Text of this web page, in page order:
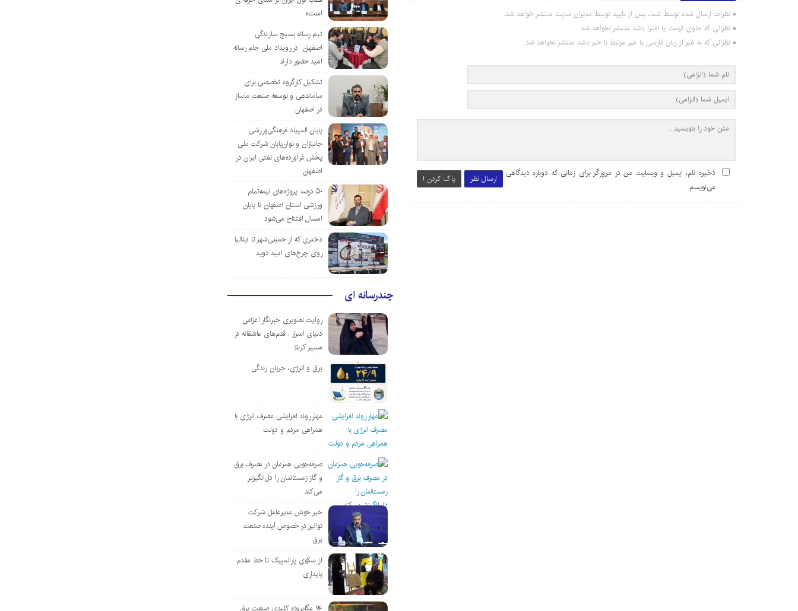
نظرات ارسال شده توسط شما، پس از تایید توسط مدیران سایت منتشر خواهد شد.
نظراتی که حاوی تهمت یا افترا باشد منتشر نخواهد شد.
نظراتی که به غیر از زبان فارسی یا غیر مرتبط با خبر باشد منتشر نخواهد شد.
ارسال نظر پاک کردن !
ذخیره نام، ایمیل و وبسایت من در مرورگر برای زمانی که دوباره دیدگاهی
می‌نویسم.
است»
تیم رسانه بسیج سازندگی
اصفهان در رویداد ملی جام رسانه
امید حضور دارند
تشکیل کارگروه تخصصی برای
ساماندهی و توسعه صنعت ماساژ
در اصفهان
پایان المپیاد فرهنگی‌ورزشی
جانبازان و توان‌یابان شرکت ملی
پخش فرآورده‌های نفتی ایران در
اصفهان
۵۰ درصد پروژه‌های نیمه‌تمام
ورزشی استان اصفهان تا پایان
امسال افتتاح می‌شود
دختری که از خمینی‌شهر تا ایتالیا
روی چرخ‌های امید دوید
چندرسانه ای
روایت تصویری خبرنگار اعزامی
دنیای اسرار : قدم‌های عاشقانه در
مسیر کربلا
برق و انرژی، جریان زندگی
مهار روند افزایشی مصرف انرژی با
همراهی مردم و دولت
صرفه‌جویی همزمان در مصرف برق
و گاز زمستانمان را دل‌انگیزتر
می‌کند
خبر خوش مدیرعامل شرکت
توانیر در خصوص آینده صنعت
برق
از سکوی پارالمپیک تا خط مقدم
پایداری
۱۴ مگاپروژه‌ کلیدی صنعت برق